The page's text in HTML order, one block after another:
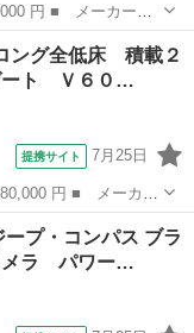
ォー ■ グレード
クルーズコントロ
ング全低床 積載２
ート Ｖ６０…
提携サイト 7月25日
レード名： ロン
Ｖ６０１Ｃ 衝突軽
プ・コンパス ブラ
メラ パワー…